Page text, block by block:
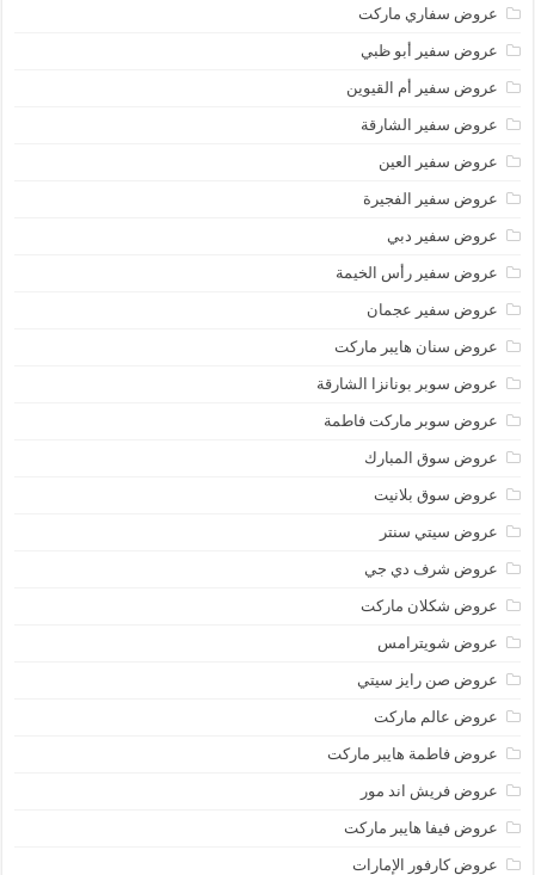
عروض سفاري ماركت
عروض سفير أبو ظبي
عروض سفير أم القيوين
عروض سفير الشارقة
عروض سفير العين
عروض سفير الفجيرة
عروض سفير دبي
عروض سفير رأس الخيمة
عروض سفير عجمان
عروض سنان هايبر ماركت
عروض سوبر بونانزا الشارقة
عروض سوبر ماركت فاطمة
عروض سوق المبارك
عروض سوق بلانيت
عروض سيتي سنتر
عروض شرف دي جي
عروض شكلان ماركت
عروض شويترامس
عروض صن رايز سيتي
عروض عالم ماركت
عروض فاطمة هايبر ماركت
عروض فريش اند مور
عروض فيفا هايبر ماركت
عروض كارفور الإمارات